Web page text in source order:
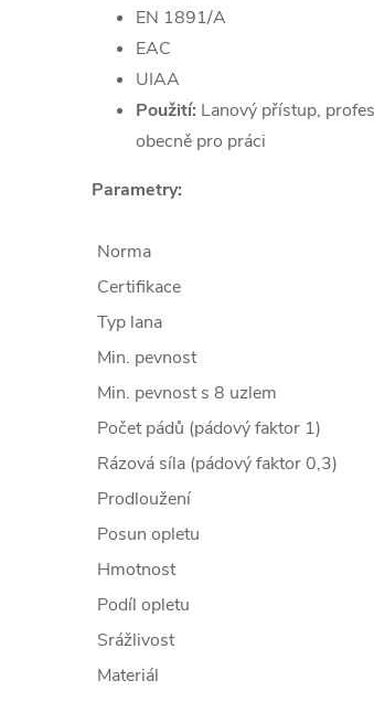
EN 1891/A
EAC
UIAA
Použití: Lanový přístup,
obecně pro práci
Parametry:
Norma
Certifikace
Typ lana
Min. pevnost
Min. pevnost s 8 uzlem
Počet pádů (pádový faktor 1)
Rázová síla (pádový faktor 0,3)
Prodloužení
Posun opletu
Hmotnost
Podíl opletu
Srážlivost
Materiál